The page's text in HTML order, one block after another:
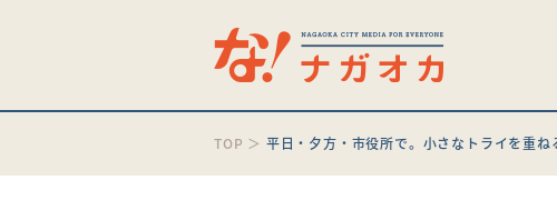
TOP ＞ 平日・夕方・市役所で。小さなトライを重